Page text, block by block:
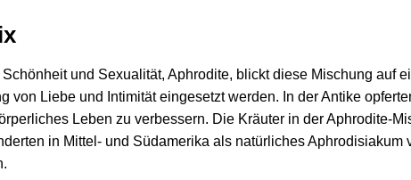
und Sexualität, Aphrodite, blickt diese Mischung auf
von Liebe und Intimität eingesetzt werden. In der Antike
Leben zu verbessern. Die Kräuter in der Aphrodite-
in Mittel- und Südamerika als natürliches Aphrodisiakum